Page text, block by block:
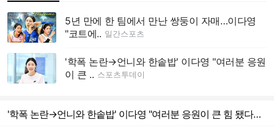
5년 만에 한 팀에서 만난 쌍둥이 자매…이다영
"코트에.. 일간스포츠
'학폭 논란→언니와 한솥밥' 이다영 "여러분 응원
이 큰 .. 스포츠투데이
'학폭 논란→언니와 한솥밥' 이다영 "여러분 응원이 큰 힘 됐다…보답할 것"